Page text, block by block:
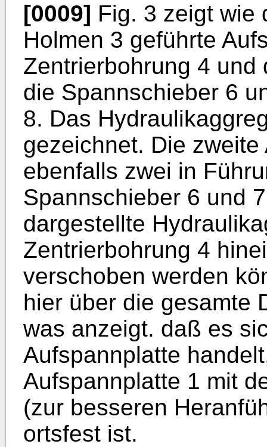
[0009] Fig. 3 zeigt wie
Holmen 3 geführte
Zentrierbohrung 4 und
die Spannschieber 6
8. Das
gezeichnet. Die
ebenfalls zwei in
Spannschieber 6 und
dargestellte
Zentrierbohrung 4
verschoben werden
hier über die gesamte
was anzeigt. daß es
Aufspannplatte
Aufspannplatte 1 mit
(zur besseren
ortsfest ist.